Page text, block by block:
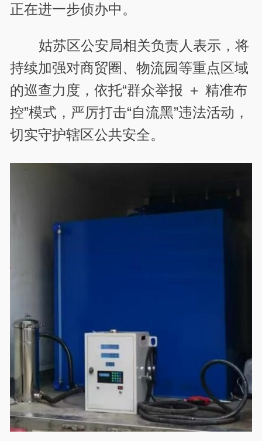
正在进一步侦办中。
姑苏区公安局相关负责人表示，将
持续加强对商贸圈、物流园等重点区域
的巡查力度，依托“群众举报 ＋ 精准布
控”模式，严厉打击“自流黑”违法活动，
切实守护辖区公共安全。